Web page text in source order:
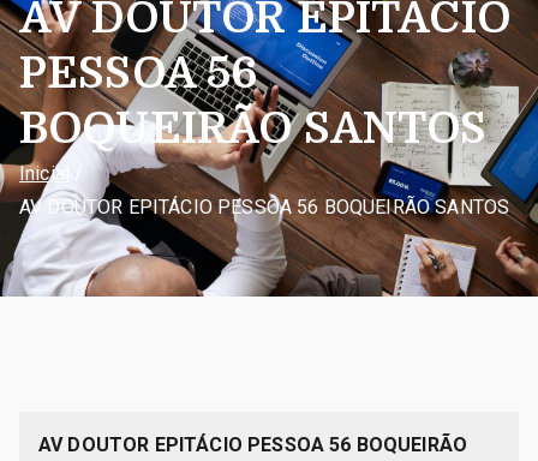
AV DOUTOR EPITÁCIO
PESSOA 56
BOQUEIRÃO SANTOS
Inicial
AV DOUTOR EPITÁCIO PESSOA 56 BOQUEIRÃO SANTOS
AV DOUTOR EPITÁCIO PESSOA 56 BOQUEIRÃO